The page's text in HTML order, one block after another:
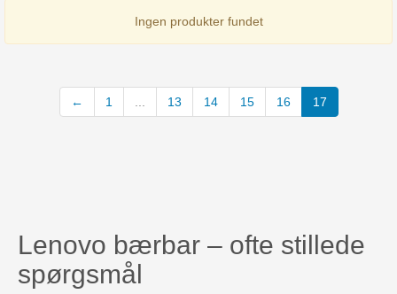
Ingen produkter fundet
← 1 ... 13 14 15 16 17(current)
Lenovo bærbar – ofte stillede
spørgsmål